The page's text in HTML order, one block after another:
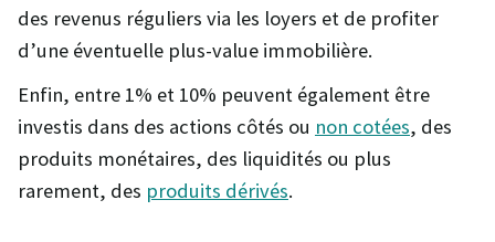
des revenus réguliers via les loyers et de profiter
d’une éventuelle plus-value immobilière.
Enfin, entre 1% et 10% peuvent également être
investis dans des actions côtés ou non cotées, des
produits monétaires, des liquidités ou plus
rarement, des produits dérivés.